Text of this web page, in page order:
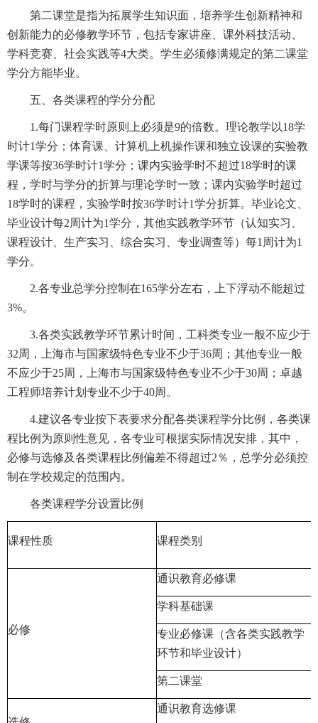
第二课堂是指为拓展学生知识面，培养学生创新精神和
创新能力的必修教学环节，包括专家讲座、课外科技活动、
学科竞赛、社会实践等4大类。学生必须修满规定的第二课堂
学分方能毕业。
五、各类课程的学分分配
1.每门课程学时原则上必须是9的倍数。理论教学以18学
时计1学分；体育课、计算机上机操作课和独立设课的实验教
学课等按36学时计1学分；课内实验学时不超过18学时的课
程，学时与学分的折算与理论学时一致；课内实验学时超过
18学时的课程，实验学时按36学时计1学分折算。毕业论文、
毕业设计每2周计为1学分，其他实践教学环节（认知实习、
课程设计、生产实习、综合实习、专业调查等）每1周计为1
学分。
2.各专业总学分控制在165学分左右，上下浮动不能超过
3%。
3.各类实践教学环节累计时间，工科类专业一般不应少于
32周，上海市与国家级特色专业不少于36周；其他专业一般
不应少于25周，上海市与国家级特色专业不少于30周；卓越
工程师培养计划专业不少于40周。
4.建议各专业按下表要求分配各类课程学分比例，各类课
程比例为原则性意见，各专业可根据实际情况安排，其中，
必修与选修及各类课程比例偏差不得超过2％，总学分必须控
制在学校规定的范围内。
各类课程学分设置比例
课程性质 课程类别
必修
通识教育必修课
学科基础课
专业必修课（含各类实践教学
环节和毕业设计）
第二课堂
通识教育选修课